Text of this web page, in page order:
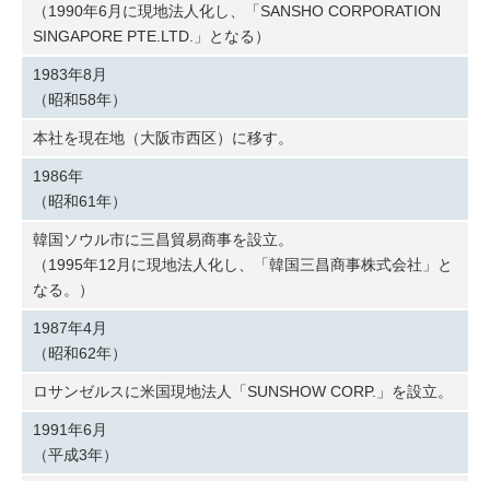
（1990年6月に現地法人化し、「SANSHO CORPORATION
SINGAPORE PTE.LTD.」となる）
1983年8月
（昭和58年）
本社を現在地（大阪市西区）に移す。
1986年
（昭和61年）
韓国ソウル市に三昌貿易商事を設立。
（1995年12月に現地法人化し、「韓国三昌商事株式会社」と
なる。）
1987年4月
（昭和62年）
ロサンゼルスに米国現地法人「SUNSHOW CORP.」を設立。
1991年6月
（平成3年）